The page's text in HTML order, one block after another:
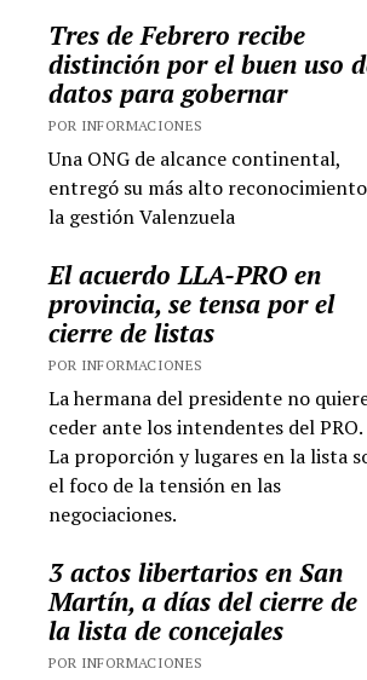
Tres de Febrero recibe
distinción por el buen uso
datos para gobernar
POR INFORMACIONES
Una ONG de alcance continental,
entregó su más alto
la gestión Valenzuela
El acuerdo LLA-PRO en
provincia, se tensa por el
cierre de listas
POR INFORMACIONES
La hermana del presidente no
ceder ante los intendentes del PRO.
La proporción y lugares en la lista
el foco de la tensión en las
negociaciones.
3 actos libertarios en San
Martín, a días del cierre de
la lista de concejales
POR INFORMACIONES